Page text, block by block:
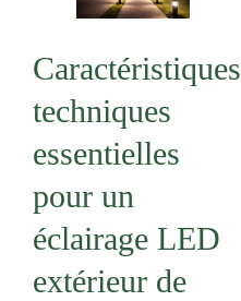
Caractéristiques
techniques
essentielles
pour un
éclairage LED
extérieur de